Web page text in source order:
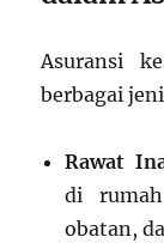
Asuransi
berbagai
Rawat
di
obatan,